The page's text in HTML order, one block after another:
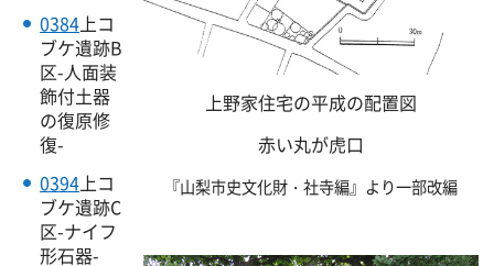
0384上コ
ブケ遺跡B
区-人面装
飾付土器
の復原修
復-
0394上コ
ブケ遺跡C
区-ナイフ
形石器-
上野家住宅の平成の配置図
赤い丸が虎口
『山梨市史文化財・社寺編』より一部改編